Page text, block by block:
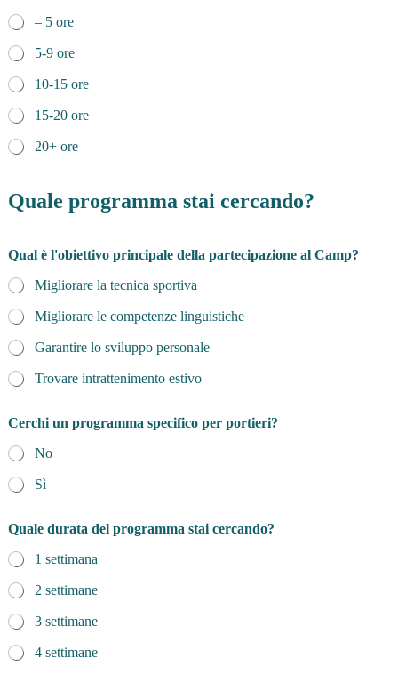
– 5 ore
5-9 ore
10-15 ore
15-20 ore
20+ ore
Quale programma stai cercando?
Qual è l'obiettivo principale della partecipazione al Camp?
Migliorare la tecnica sportiva
Migliorare le competenze linguistiche
Garantire lo sviluppo personale
Trovare intrattenimento estivo
Cerchi un programma specifico per portieri?
No
Sì
Quale durata del programma stai cercando?
1 settimana
2 settimane
3 settimane
4 settimane